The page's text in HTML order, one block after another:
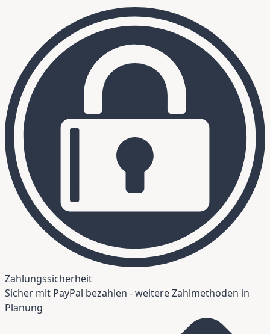
Zahlungssicherheit
Sicher mit PayPal bezahlen - weitere Zahlmethoden in
Planung